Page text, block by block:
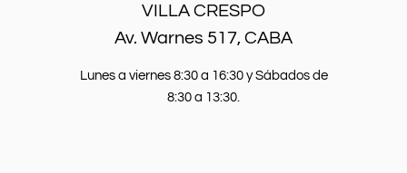
VILLA CRESPO
Av. Warnes 517, CABA
Lunes a viernes 8:30 a 16:30 y Sábados de
8:30 a 13:30.